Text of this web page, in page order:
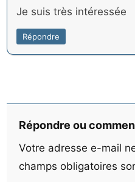
Je suis très intéressée
Répondre
Répondre ou
Votre adresse e-mail
champs obligatoires